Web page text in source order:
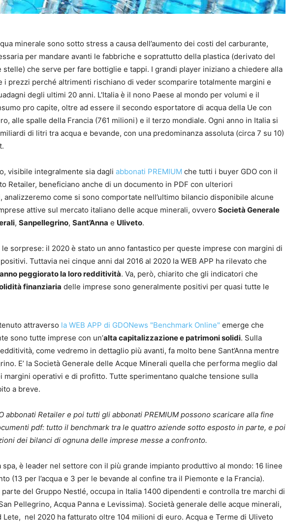
minerale sono sotto stress a causa dell’aumento dei costi del carburante,
per mandare avanti le fabbriche e soprattutto della plastica (derivato del
stelle) che serve per fare bottiglie e tappi. I grandi player iniziano a chiedere alla
i prezzi perché altrimenti rischiano di veder scomparire totalmente margini e
degli ultimi 20 anni. L'Italia è il nono Paese al mondo per volumi e il
pro capite, oltre ad essere il secondo esportatore di acqua della Ue con
alle spalle della Francia (761 milioni) e il terzo mondiale. Ogni anno in Italia si
di litri tra acqua e bevande, con una predominanza assoluta (circa 7 su 10)
visibile integralmente sia dagli abbonati PREMIUM che tutti i buyer GDO con il
Retailer, beneficiano anche di un documento in PDF con ulteriori
analizzeremo come si sono comportate nell’ultimo bilancio disponibile alcune
attive sul mercato italiano delle acque minerali, ovvero Società Generale
, Sanpellegrino, Sant’Anna e Uliveto.
sorprese: il 2020 è stato un anno fantastico per queste imprese con margini di
Tuttavia nei cinque anni dal 2016 al 2020 la WEB APP ha rilevato che
peggiorato la loro redditività. Va, però, chiarito che gli indicatori che
finanziaria delle imprese sono generalmente positivi per quasi tutte le
attraverso la WEB APP di GDONews "Benchmark Online" emerge che
sono tutte imprese con un’alta capitalizzazione e patrimoni solidi. Sulla
come vedremo in dettaglio più avanti, fa molto bene Sant’Anna mentre
E’ la Società Generale delle Acque Minerali quella che performa meglio dal
margini operativi e di profitto. Tutte sperimentano qualche tensione sulla
a breve.
abbonati Retailer e poi tutti gli abbonati PREMIUM possono scaricare alla fine
pdf: tutto il benchmark tra le quattro aziende sotto esposto in parte, e poi
dei bilanci di ognuna delle imprese messe a confronto.
spa, è leader nel settore con il più grande impianto produttivo al mondo: 16 linee
(13 per l’acqua e 3 per le bevande al confine tra il Piemonte e la Francia).
del Gruppo Nestlé, occupa in Italia 1400 dipendenti e controlla tre marchi di
Pellegrino, Acqua Panna e Levissima). Società generale delle acque minerali,
Lete, nel 2020 ha fatturato oltre 104 milioni di euro. Acqua e Terme di Uliveto